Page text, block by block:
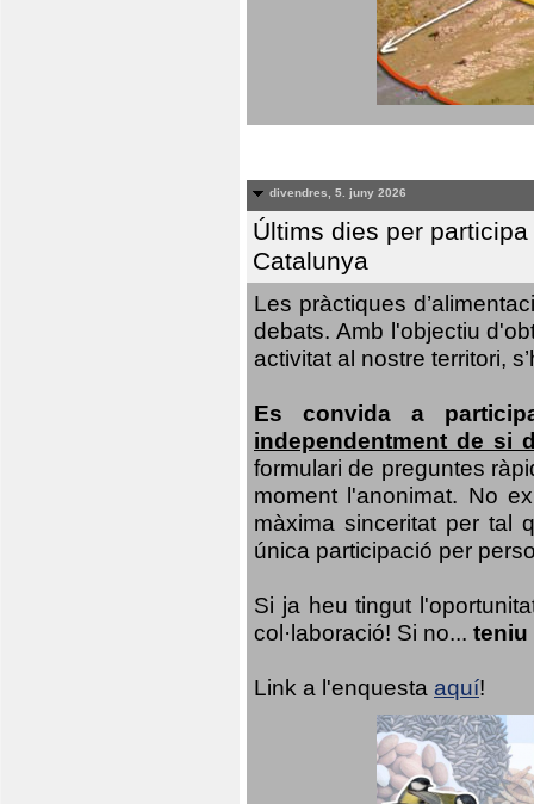
divendres, 5. juny 2026
Últims dies per
Catalunya
Les pràctiques
debats. Amb l'objectiu
activitat al nostre territori,
Es convida a
independentment de si
formulari de preguntes
moment l'anonimat. No
màxima sinceritat per tal
única participació per
Si ja heu tingut
col·laboració! Si no... teniu
Link a l'enquesta aquí!